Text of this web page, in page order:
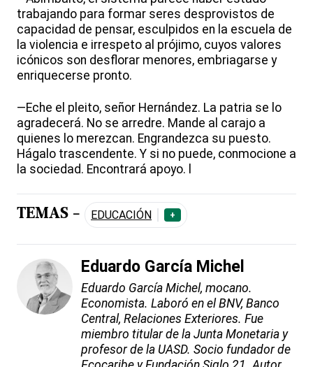
trabajando para formar seres desprovistos de
capacidad de pensar, esculpidos en la escuela de
la violencia e irrespeto al prójimo, cuyos valores
icónicos son desflorar menores, embriagarse y
enriquecerse pronto.
—Eche el pleito, señor Hernández. La patria se lo
agradecerá. No se arredre. Mande al carajo a
quienes lo merezcan. Engrandezca su puesto.
Hágalo trascendente. Y si no puede, conmocione a
la sociedad. Encontrará apoyo. l
TEMAS - EDUCACIÓN +
Eduardo García Michel
Eduardo García Michel, mocano.
Economista. Laboró en el BNV, Banco
Central, Relaciones Exteriores. Fue
miembro titular de la Junta Monetaria y
profesor de la UASD. Socio fundador de